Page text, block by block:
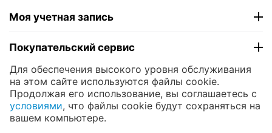
Моя учетная запись
Покупательский сервис
Контакты
© 2004 - 2026 ЮНИКОМП. На базе CS-Cartи
премиум темы —© AB: UniTheme2
Для обеспечения высокого уровня обслуживания
на этом сайте используются файлы cookie.
Продолжая его использование, вы соглашаетесь с
условиями, что файлы cookie будут сохраняться на
вашем компьютере.